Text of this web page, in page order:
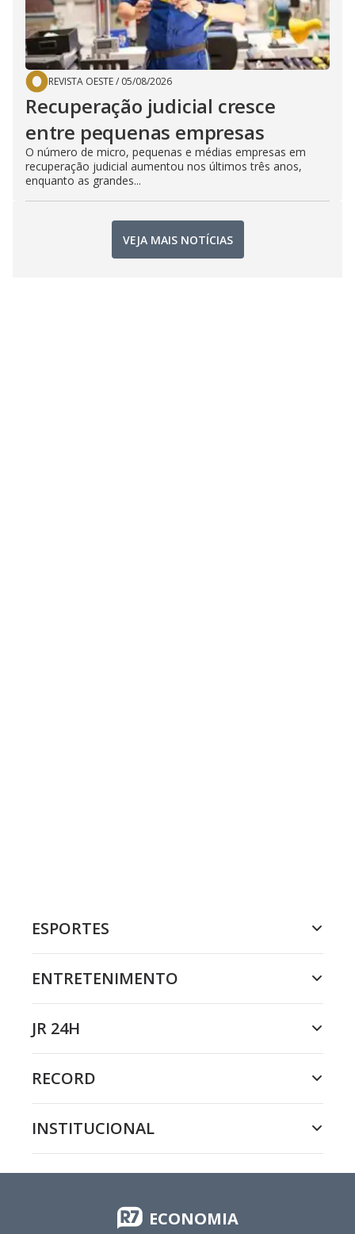
REVISTA OESTE/ 05/08/2026
Recuperação judicial cresce
entre pequenas empresas
O número de micro, pequenas e médias empresas em
recuperação judicial aumentou nos últimos três anos,
enquanto as grandes...
VEJA MAIS NOTÍCIAS
ESPORTES
ENTRETENIMENTO
JR 24H
RECORD
INSTITUCIONAL
ECONOMIA